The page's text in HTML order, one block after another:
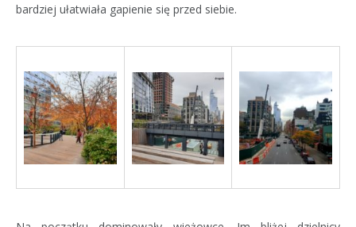
bardziej ułatwiała gapienie się przed siebie.